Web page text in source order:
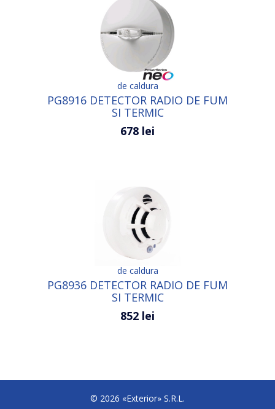
de caldura
PG8916 DETECTOR RADIO DE FUM
SI TERMIC
678 lei
de caldura
PG8936 DETECTOR RADIO DE FUM
SI TERMIC
852 lei
© 2026 «Exterior» S.R.L.